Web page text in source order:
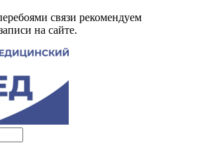
связи рекомендуем
на сайте.